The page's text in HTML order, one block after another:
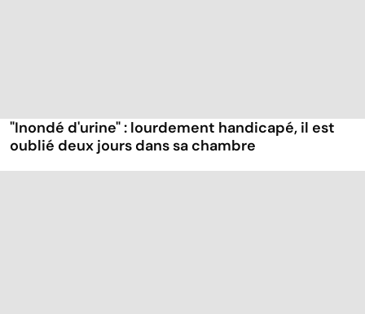
"Inondé d'urine" : lourdement handicapé, il est
oublié deux jours dans sa chambre